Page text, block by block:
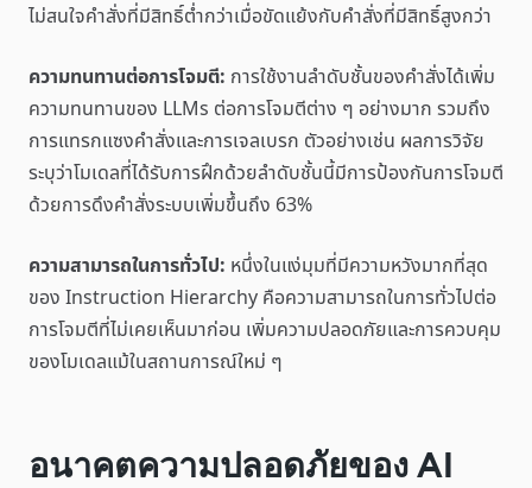
ไม่สนใจคำสั่งที่มีสิทธิ์ต่ำกว่าเมื่อขัดแย้งกับคำสั่งที่มีสิทธิ์สูงกว่า
ความทนทานต่อการโจมตี: การใช้งานลำดับชั้นของคำสั่งได้เพิ่ม
ความทนทานของ LLMs ต่อการโจมตีต่าง ๆ อย่างมาก รวมถึง
การแทรกแซงคำสั่งและการเจลเบรก ตัวอย่างเช่น ผลการวิจัย
ระบุว่าโมเดลที่ได้รับการฝึกด้วยลำดับชั้นนี้มีการป้องกันการโจมตี
ด้วยการดึงคำสั่งระบบเพิ่มขึ้นถึง 63%
ความสามารถในการทั่วไป: หนึ่งในแง่มุมที่มีความหวังมากที่สุด
ของ Instruction Hierarchy คือความสามารถในการทั่วไปต่อ
การโจมตีที่ไม่เคยเห็นมาก่อน เพิ่มความปลอดภัยและการควบคุม
ของโมเดลแม้ในสถานการณ์ใหม่ ๆ
อนาคตความปลอดภัยของ AI